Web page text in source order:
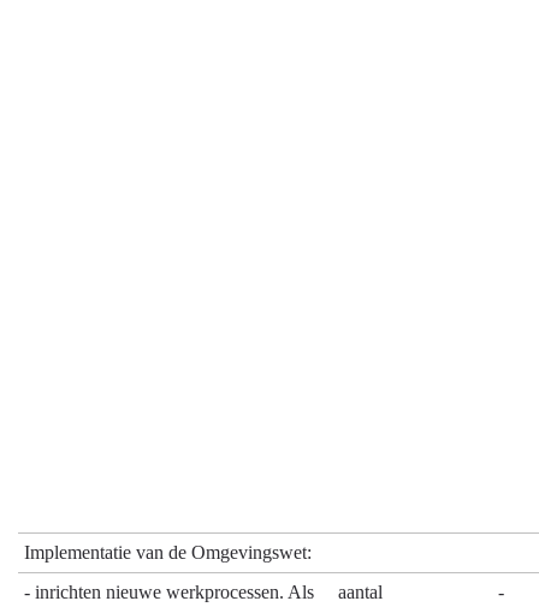
Implementatie van de Omgevingswet:
- inrichten nieuwe werkprocessen. Als
aantal -